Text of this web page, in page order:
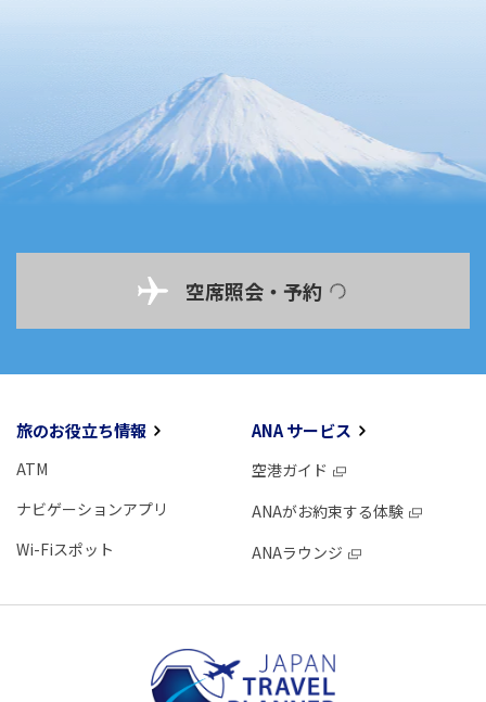
空席照会・予約
旅のお役立ち情報
ATM
ナビゲーションアプリ
Wi-Fiスポット
ANA サービス
空港ガイド
ANAがお約束する体験
ANAラウンジ